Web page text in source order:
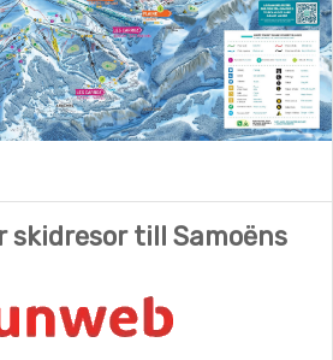
skidresor till Samoëns